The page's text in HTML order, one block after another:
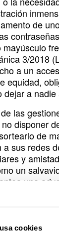
cookies
de
3/2018
a un
equidad,
dejar a nadie
las
disponer
de
a sus redes
y
un
una
y el
bancario